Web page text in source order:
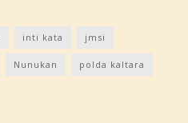
inti kata jmsi
Nunukan polda kaltara